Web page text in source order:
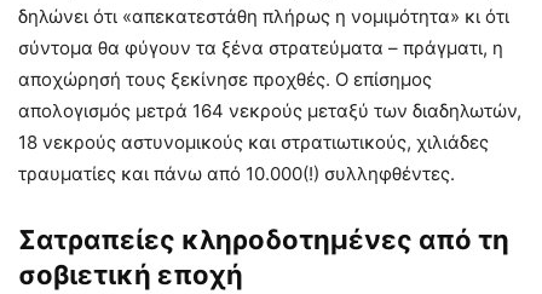
δηλώνει ότι «απεκατεστάθη πλήρως η νομιμότητα» κι ότι
σύντομα θα φύγουν τα ξένα στρατεύματα – πράγματι, η
αποχώρησή τους ξεκίνησε προχθές. Ο επίσημος
απολογισμός μετρά 164 νεκρούς μεταξύ των διαδηλωτών,
18 νεκρούς αστυνομικούς και στρατιωτικούς, χιλιάδες
τραυματίες και πάνω από 10.000(!) συλληφθέντες.
Σατραπείες κληροδοτημένες από τη
σοβιετική εποχή